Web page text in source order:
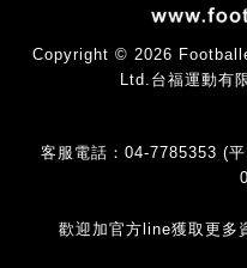
Copyright © 2026
Ltd.台福運動有
客服電話：04-7785353 (
歡迎加官方line獲取更多